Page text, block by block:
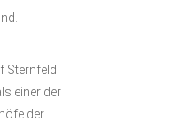
Sternfeld
einer der
der